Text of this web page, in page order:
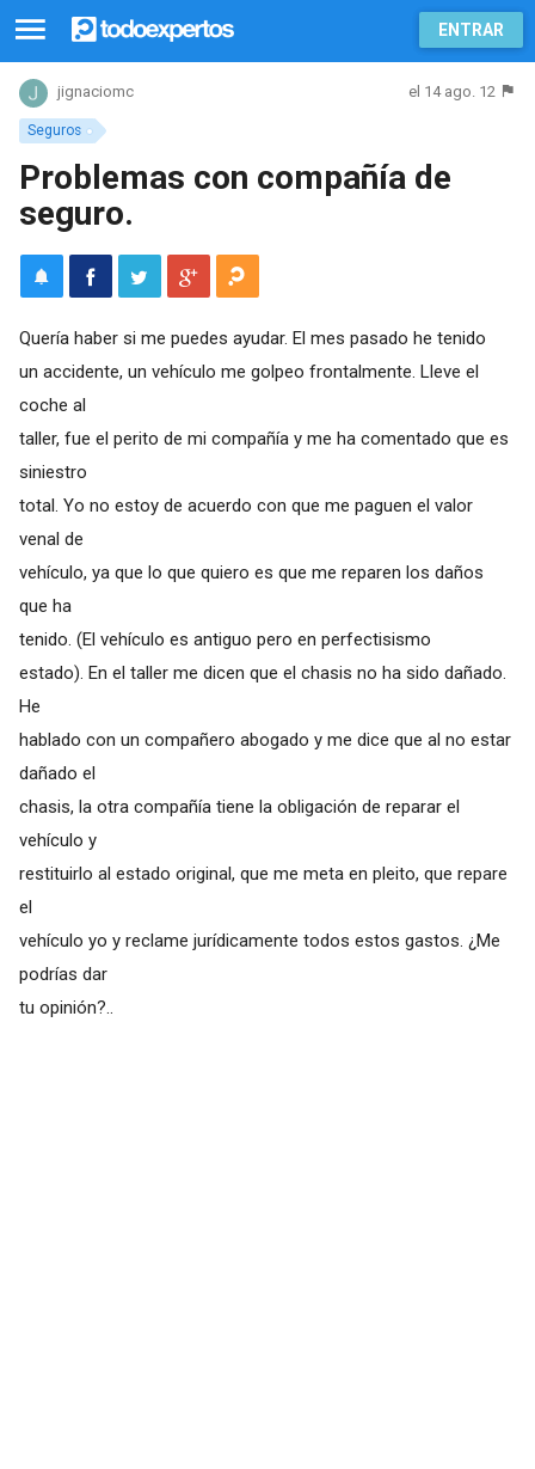
ENTRAR
Seguros
jignaciomc el 14 ago. 12
Problemas con compañía de
seguro.
Quería haber si me puedes ayudar. El mes pasado he tenido
un accidente, un vehículo me golpeo frontalmente. Lleve el
coche al
taller, fue el perito de mi compañía y me ha comentado que es
siniestro
total. Yo no estoy de acuerdo con que me paguen el valor
venal de
vehículo, ya que lo que quiero es que me reparen los daños
que ha
tenido. (El vehículo es antiguo pero en perfectisismo
estado). En el taller me dicen que el chasis no ha sido dañado.
He
hablado con un compañero abogado y me dice que al no estar
dañado el
chasis, la otra compañía tiene la obligación de reparar el
vehículo y
restituirlo al estado original, que me meta en pleito, que repare
el
vehículo yo y reclame jurídicamente todos estos gastos. ¿Me
podrías dar
tu opinión?..